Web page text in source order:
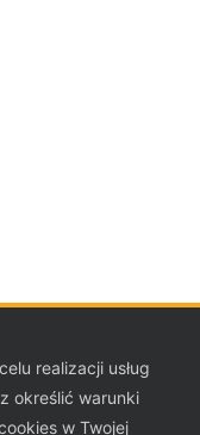
realizacji usług
określić warunki
w Twojej